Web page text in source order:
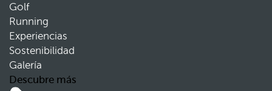
Golf
Running
Experiencias
Sostenibilidad
Galería
Descubre más